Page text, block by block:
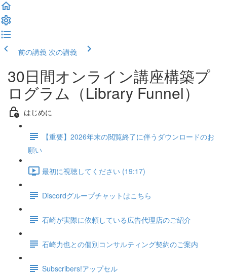
前の講義 次の講義
30日間オンライン講座構築プ
ログラム（Library Funnel）
はじめに
【重要】2026年末の閲覧終了に伴うダウンロードのお
願い
最初に視聴してください (19:17)
Discordグループチャットはこちら
石崎が実際に依頼している広告代理店のご紹介
石崎力也との個別コンサルティング契約のご案内
Subscribers!アップセル